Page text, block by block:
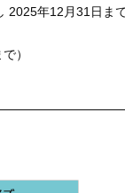
2025年12月31日ま
）